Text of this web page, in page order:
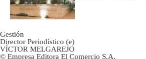
Gestión
Director Periodístico (e)
VÍCTOR MELGAREJO
© Empresa Editora El Comercio S.A.